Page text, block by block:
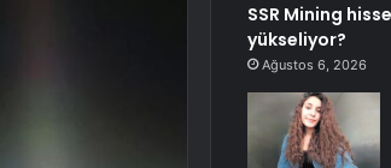
SSR Mining
yükseliyor?
Ağustos 6, 2026